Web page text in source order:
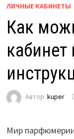
ЛИЧНЫЕ КАБИНЕТЫ
Как
кабинет
Автор: kuper
Мир